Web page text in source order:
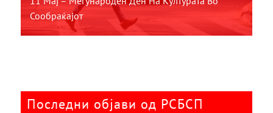
Сообраќајот
Последни објави од РСБСП